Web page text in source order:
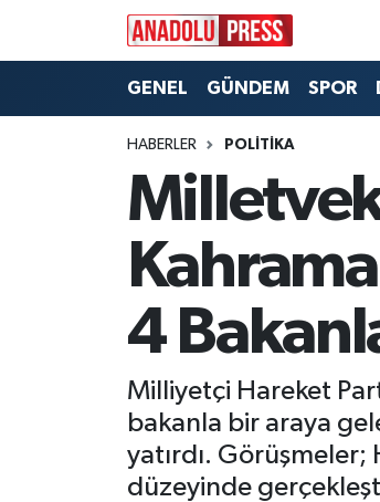
GENEL GÜNDEM SPOR
HABERLER POLITIKA
4
Milliyetçi Hareket
bakanla bir araya
yatırdı. Görüşmeler;
düzeyinde
Nöbetçi Eczaneler
Hava Durumu
Namaz Vakitleri
Trafik Durumu
Süper Lig Puan Durumu ve Fikstür
Son Dakika Haberleri
Haber Arşivi